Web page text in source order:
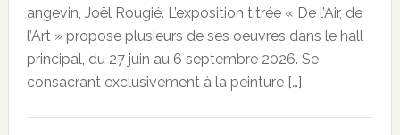
angevin, Joël Rougié. L’exposition titrée « De l’Air, de
l’Art » propose plusieurs de ses oeuvres dans le hall
principal, du 27 juin au 6 septembre 2026. Se
consacrant exclusivement à la peinture […]